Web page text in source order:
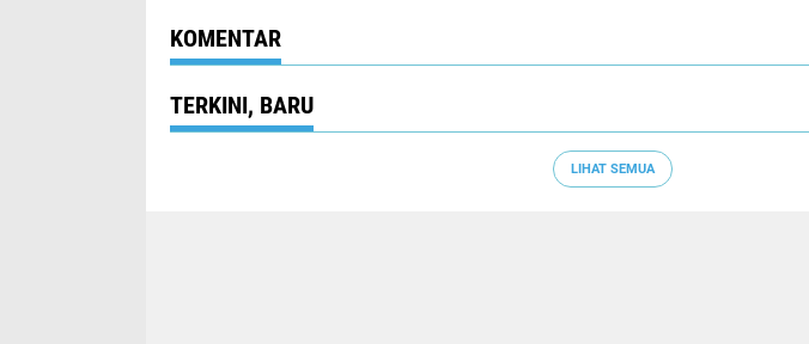
KOMENTAR
TERKINI, BARU
LIHAT SEMUA